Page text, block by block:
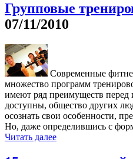
Групповые
07/11/2010
Современные
множество программ
имеют ряд преимуществ
доступны, общество других
осознать свои особенности,
Но, даже определившись с
Читать далее